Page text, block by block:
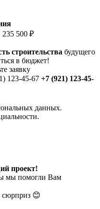
235 500 ₽
строительства будущего
в бюджет!
заявку
123-45-67 +7 (921) 123-45-
данных.
проект!
мы помогли Вам
сюрприз 😊